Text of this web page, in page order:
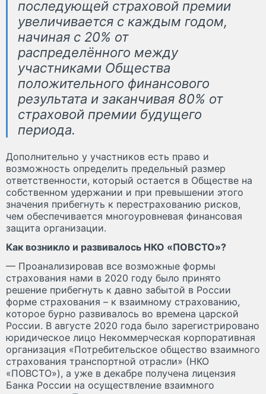
последующей страховой премии
увеличивается с каждым годом,
начиная с 20% от
распределённого между
участниками Общества
положительного финансового
результата и заканчивая 80% от
страховой премии будущего
периода.
Дополнительно у участников есть право и
возможность определить предельный размер
ответственности, который остается в Обществе на
собственном удержании и при превышении этого
значения прибегнуть к перестрахованию рисков,
чем обеспечивается многоуровневая финансовая
защита организации.
Как возникло и развивалось НКО «ПОВСТО»?
— Проанализировав все возможные формы
страхования нами в 2020 году было принято
решение прибегнуть к давно забытой в России
форме страхования – к взаимному страхованию,
которое бурно развивалось во времена царской
России. В августе 2020 года было зарегистрировано
юридическое лицо Некоммерческая корпоративная
организация «Потребительское общество взаимного
страхования транспортной отрасли» (НКО
«ПОВСТО»), а уже в декабре получена лицензия
Банка России на осуществление взаимного